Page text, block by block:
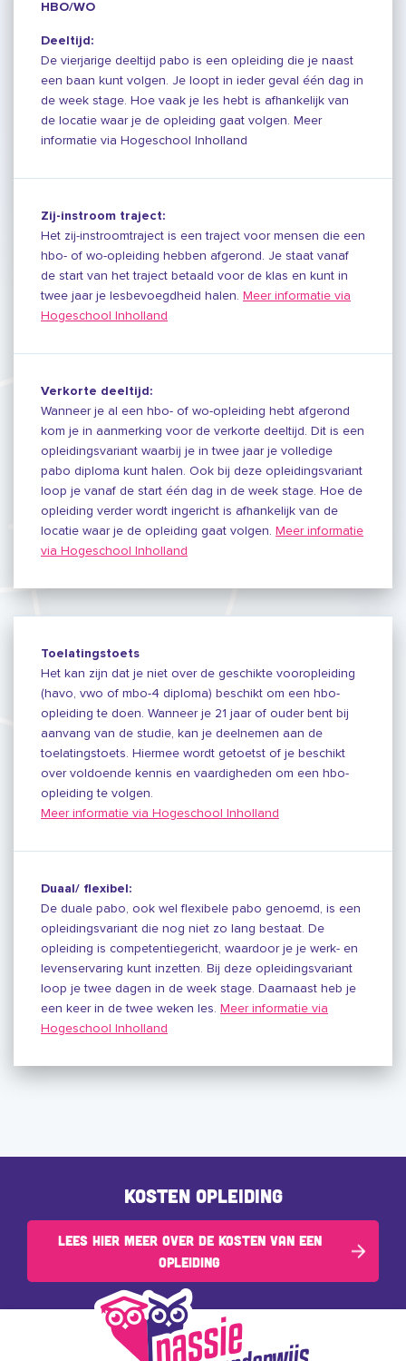
HBO/WO
Deeltijd:
De vierjarige deeltijd pabo is een opleiding die je naast
een baan kunt volgen. Je loopt in ieder geval één dag in
de week stage. Hoe vaak je les hebt is afhankelijk van
de locatie waar je de opleiding gaat volgen. Meer
informatie via Hogeschool Inholland
Zij-instroom traject:
Het zij-instroomtraject is een traject voor mensen die een
hbo- of wo-opleiding hebben afgerond. Je staat vanaf
de start van het traject betaald voor de klas en kunt in
twee jaar je lesbevoegdheid halen. Meer informatie via
Hogeschool Inholland
Verkorte deeltijd:
Wanneer je al een hbo- of wo-opleiding hebt afgerond
kom je in aanmerking voor de verkorte deeltijd. Dit is een
opleidingsvariant waarbij je in twee jaar je volledige
pabo diploma kunt halen. Ook bij deze opleidingsvariant
loop je vanaf de start één dag in de week stage. Hoe de
opleiding verder wordt ingericht is afhankelijk van de
locatie waar je de opleiding gaat volgen. Meer informatie
via Hogeschool Inholland
Toelatingstoets
Het kan zijn dat je niet over de geschikte vooropleiding
(havo, vwo of mbo-4 diploma) beschikt om een hbo-
opleiding te doen. Wanneer je 21 jaar of ouder bent bij
aanvang van de studie, kan je deelnemen aan de
toelatingstoets. Hiermee wordt getoetst of je beschikt
over voldoende kennis en vaardigheden om een hbo-
opleiding te volgen.
Meer informatie via Hogeschool Inholland
Duaal/ flexibel:
De duale pabo, ook wel flexibele pabo genoemd, is een
opleidingsvariant die nog niet zo lang bestaat. De
opleiding is competentiegericht, waardoor je je werk- en
levenservaring kunt inzetten. Bij deze opleidingsvariant
loop je twee dagen in de week stage. Daarnaast heb je
een keer in de twee weken les. Meer informatie via
Hogeschool Inholland
Kosten opleiding
Lees hier meer over de kosten van een
opleiding